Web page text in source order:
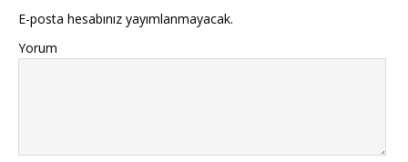
E-posta hesabınız yayımlanmayacak.
Yorum